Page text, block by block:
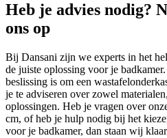
Heb je advies nodig?
ons op
Bij Dansani zijn we experts in het
de juiste oplossing voor je
beslissing is om een
je te adviseren over zowel
oplossingen. Heb je vragen over
cm, of heb je hulp nodig bij het
voor je badkamer, dan staan wij